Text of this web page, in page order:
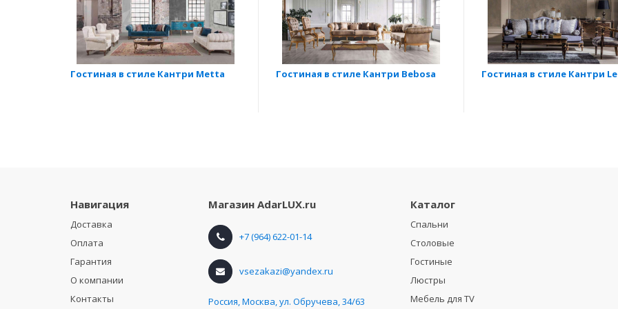
Гостиная в стиле Кантри Metta Гостиная в стиле Кантри Bebosa Гостиная в стиле Кантри
Навигация
Доставка
Оплата
Гарантия
О компании
Контакты
Магазин AdarLUX.ru
+7 (964) 622-01-14
vsezakazi@yandex.ru
Россия Москва, ул. Обручева, 34/63
Каталог
Спальни
Столовые
Гостиные
Люстры
Мебель для TV